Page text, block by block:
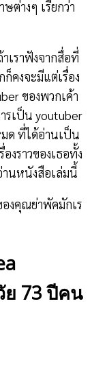
ต่างๆ เรียกว่า
เราฟังจากสื่อที่
คงจะมีแต่เรื่อง
ของพวกเค้า
รเป็น youtuber
มด ที่ได้อ่านเป็น
งราวของเธอทั้ง
านหนังสือเล่มนี้
งคุณย่าพัคมักเร
73 ปีคน